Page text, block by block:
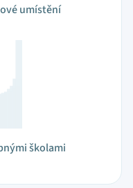
umístění
školami